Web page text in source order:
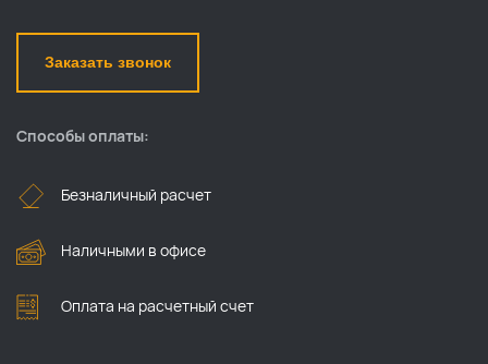
Заказать звонок
Способы оплаты:
Безналичный расчет
Наличными в офисе
Оплата на расчетный счет